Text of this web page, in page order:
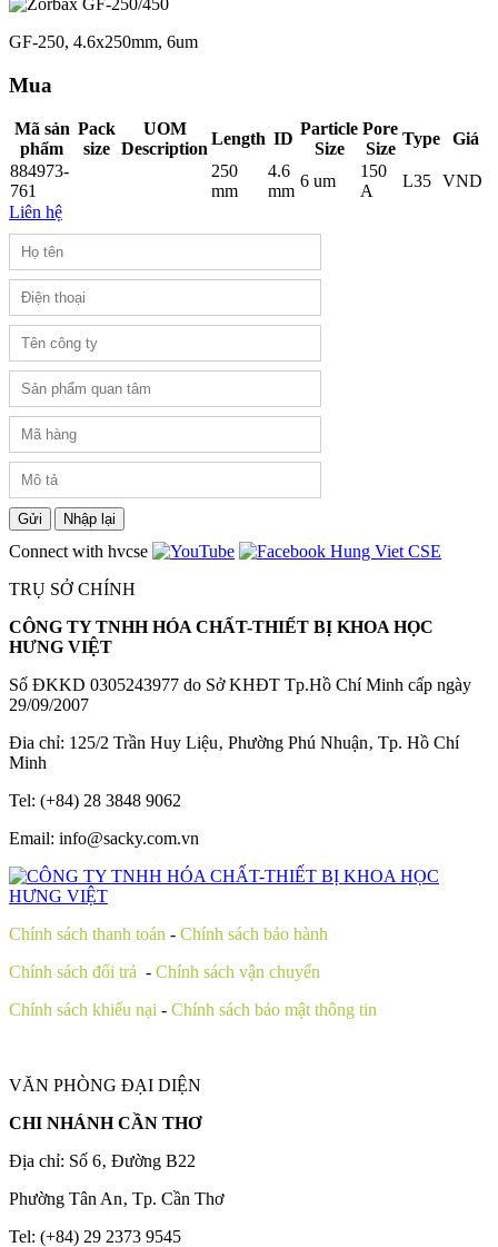
GF-250, 4.6x250mm, 6um
Mua
Mã sản
phẩm
Pack
size
UOM
Description
Length ID
Particle
Size
Pore
Size
Type
Giá
884973-
761
250
mm
4.6
mm
6 um
150
A
L35 VND
Liên hệ
Gửi Nhập lại
Connect with hvcse
TRỤ SỞ CHÍNH
CÔNG TY TNHH HÓA CHẤT-THIẾT BỊ KHOA HỌC
HƯNG VIỆT
Số ĐKKD 0305243977 do Sở KHĐT Tp.Hồ Chí Minh cấp ngày
29/09/2007
Đia chỉ: 125/2 Trần Huy Liệu‚ Phường Phú Nhuận‚ Tp. Hồ Chí
Minh
Tel: (+84) 28 3848 9062
Email: info@sacky.com.vn
Chính sách thanh toán - Chính sách bảo hành
Chính sách đổi trả - Chính sách vận chuyển
Chính sách khiếu nại - Chính sách bảo mật thông tin
VĂN PHÒNG ĐẠI DIỆN
CHI NHÁNH CẦN THƠ
Địa chỉ: Số 6‚ Đường B22
Phường Tân An‚ Tp. Cần Thơ
Tel: (+84) 29 2373 9545